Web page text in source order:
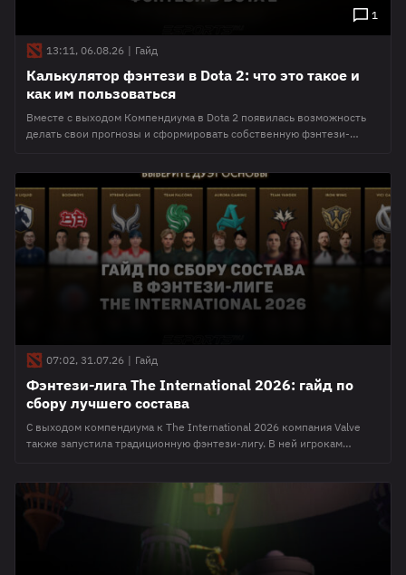
1
13:11, 06.08.26 | Гайд
Калькулятор фэнтези в Dota 2: что это такое и
как им пользоваться
Вместе с выходом Компендиума в Dota 2 появилась возможность
делать свои прогнозы и сформировать собственную фэнтези-
сложно, а если хотите пробиться минимум в 85-й процентиль, тогда
для этого есть смысл воспользоваться калькулятором фэнтези в
Дота 2. Что это такое
07:02, 31.07.26 | Гайд
Фэнтези-лига The International 2026: гайд по
сбору лучшего состава
С выходом компендиума к The International 2026 компания Valve
также запустила традиционную фэнтези-лигу. В ней игрокам
титулы, а затем получать очки в зависимости от результатов
киберспортсменов на турнире. По итогам TI 2026 наиболее
награды компендиума. В этом